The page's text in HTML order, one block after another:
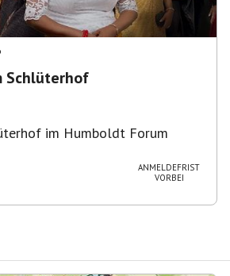
Schlüterhof
im Humboldt Forum
ANMELDEFRIST
VORBEI